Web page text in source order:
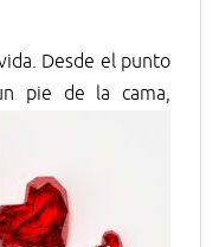
Desde el punto
pie de la cama,